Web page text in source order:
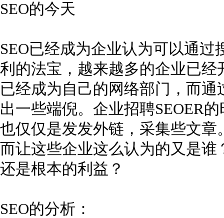
SEO的今天
SEO已经成为企业认为可以通
利的法宝，越来越多的企业已
已经成为自己的网络部门，而通
出一些端倪。企业招聘SEOER
也仅仅是发发外链，采集些文章
而让这些企业这么认为的又是谁
还是根本的利益？
SEO的分析：